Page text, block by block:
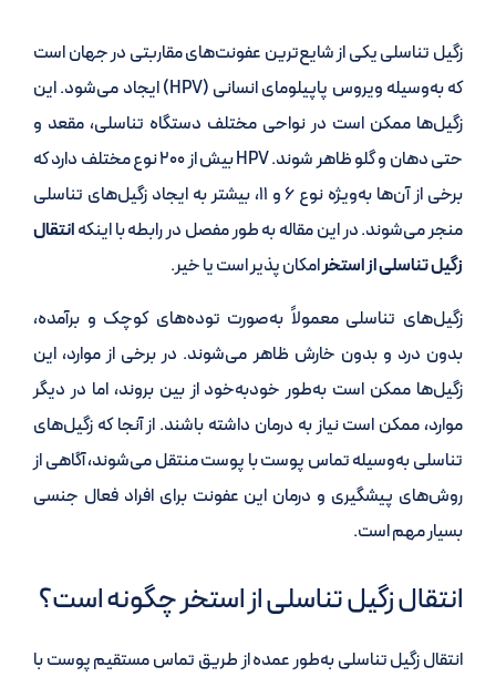
زگیل تناسلی یکی از شایع‌ترین عفونت‌های مقاربتی در جهان است
که به‌وسیله ویروس پاپیلومای انسانی (HPV) ایجاد می‌شود. این
زگیل‌ها ممکن است در نواحی مختلف دستگاه تناسلی، مقعد و
حتی دهان و گلو ظاهر شوند. HPV بیش از ۲۰۰ نوع مختلف دارد که
برخی از آن‌ها به‌ویژه نوع ۶ و ۱۱، بیشتر به ایجاد زگیل‌های تناسلی
منجر می‌شوند. در این مقاله به طور مفصل در رابطه با اینکهانتقال
زگیل تناسلی از استخرامکان پذیر است یا خیر.
زگیل‌های تناسلی معمولاً به‌صورت توده‌های کوچک و برآمده،
بدون درد و بدون خارش ظاهر می‌شوند. در برخی از موارد، این
زگیل‌ها ممکن است به‌طور خودبه‌خود از بین بروند، اما در دیگر
موارد، ممکن است نیاز به درمان داشته باشند. از آنجا که زگیل‌های
تناسلی به‌وسیله تماس پوست با پوست منتقل می‌شوند، آگاهی از
روش‌های پیشگیری و درمان این عفونت برای افراد فعال جنسی
بسیار مهم است.
انتقال زگیل تناسلی از استخر چگونه است؟
انتقال زگیل تناسلی به‌طور عمده از طریق تماس مستقیم پوست با